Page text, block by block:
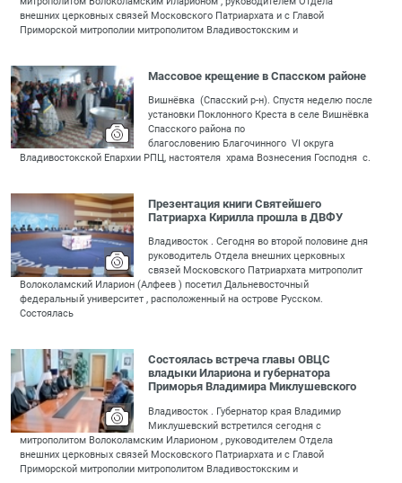
внешних церковных связей Московского Патриархата и с Главой
Приморской митрополии митрополитом Владивостокским и
Массовое крещение в Спасском районе
Вишнёвка (Спасский р-н). Спустя неделю после
установки Поклонного Креста в селе Вишнёвка
Спасского района по
благословению Благочинного VI округа
Владивостокской Епархии РПЦ, настоятеля храма Вознесения Господня с.
Презентация книги Святейшего
Патриарха Кирилла прошла в ДВФУ
Владивосток . Сегодня во второй половине дня
руководитель Отдела внешних церковных
связей Московского Патриархата митрополит
Волоколамский Иларион (Алфеев ) посетил Дальневосточный
федеральный университет , расположенный на острове Русском.
Состоялась
Состоялась встреча главы ОВЦС
владыки Илариона и губернатора
Приморья Владимира Миклушевского
Владивосток . Губернатор края Владимир
Миклушевский встретился сегодня с
митрополитом Волоколамским Иларионом , руководителем Отдела
внешних церковных связей Московского Патриархата и с Главой
Приморской митрополии митрополитом Владивостокским и